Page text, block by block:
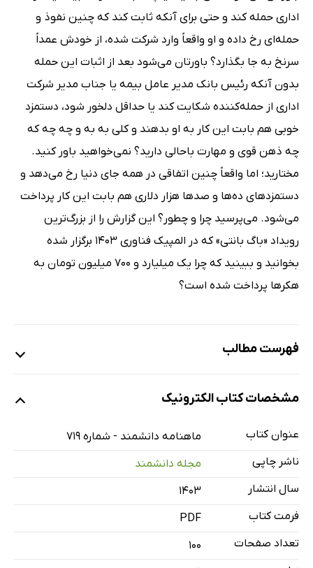
اداری حمله کند و حتی برای آنکه ثابت کند که چنین نفوذ و
حمله‌ای رخ داده و او واقعاً وارد شرکت شده، از خودش عمداً
سرنخ به جا بگذارد؟ باورتان می‌شود بعد از اثبات این حمله
بدون آنکه رئیس بانک مدیر عامل بیمه یا جناب مدیر شرکت
اداری از حمله‌کننده شکایت کند یا حداقل دلخور شود، دستمزد
خوبی هم بابت این کار به او بدهند و کلی به به و چه چه که
چه ذهن قوی و مهارت باحالی دارید؟ نمی‌خواهید باور کنید.
مختارید؛ اما واقعاً چنین اتفاقی در همه جای دنیا رخ می‌دهد و
دستمزدهای ده‌ها و صدها هزار دلاری هم بابت این کار پرداخت
می‌شود. می‌پرسید چرا و چطور؟ این گزارش را از بزرگ‌ترین
رویداد «باگ بانتی» که در المپیک فناوری 1403 برگزار شده
بخوانید و ببینید که چرا یک میلیارد و 700 میلیون تومان به
هکرها پرداخت شده است؟
فهرست مطالب
به دانش موشک‌سازی رسیده‌ایم
پرونده ویژه
«هوش مصنوعی» و تولید پروتئین‌های جدید
تعمیرات اساسی «ماشین بولتزمن»
علم پشت اولین جایزه نوبل هوش مصنوعی
مشخصات کتاب الکترونیک
عنوان کتاب
ماهنامه دانشمند - شماره 719
ناشر چاپی
مجله دانشمند
سال انتشار
۱۴۰۳
فرمت کتاب
PDF
تعداد صفحات
100